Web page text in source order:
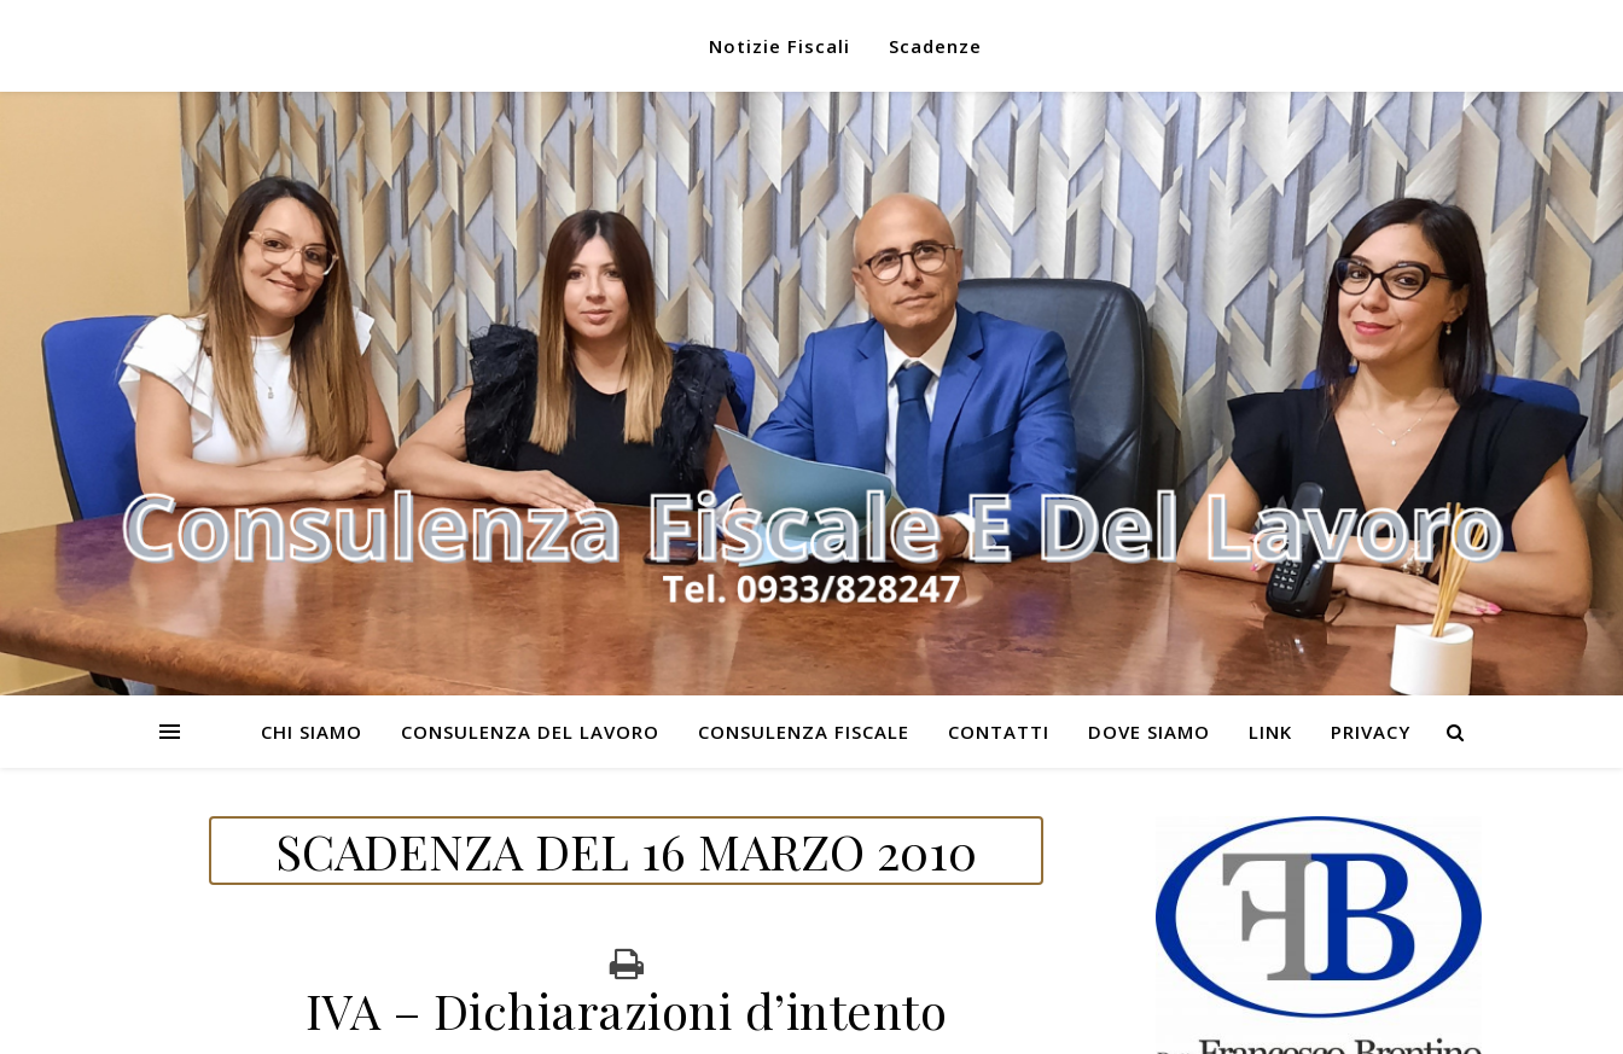
Notizie Fiscali Scadenze
CHI SIAMO CONSULENZA DEL LAVORO CONSULENZA FISCALE CONTATTI DOVE SIAMO LINK PRIVACY
SCADENZA DEL 16 MARZO 2010
IVA – Dichiarazioni d’intento